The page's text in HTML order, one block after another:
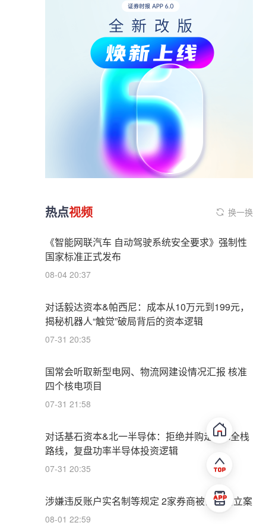
热点视频 换一换
《智能网联汽车 自动驾驶系统安全要求》强制性
国家标准正式发布
08-04 20:37
对话毅达资本&帕西尼：成本从10万元到199元，
揭秘机器人“触觉”破局背后的资本逻辑
07-31 20:35
国常会听取新型电网、物流网建设情况汇报 核准
四个核电项目
07-31 21:58
对话基石资本&北一半导体：拒绝并购走IDM全栈
路线，复盘功率半导体投资逻辑
07-31 20:35
涉嫌违反账户实名制等规定 2家券商被证监会立案
08-01 22:59